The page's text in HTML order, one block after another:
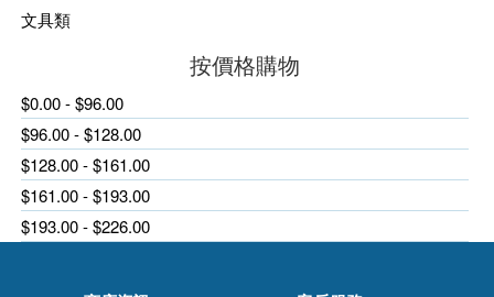
文具類
按價格購物
$0.00 - $96.00
$96.00 - $128.00
$128.00 - $161.00
$161.00 - $193.00
$193.00 - $226.00